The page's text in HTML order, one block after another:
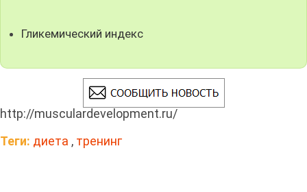
Гликемический индекс
http://musculardevelopment.ru/
Теги: диета , тренинг